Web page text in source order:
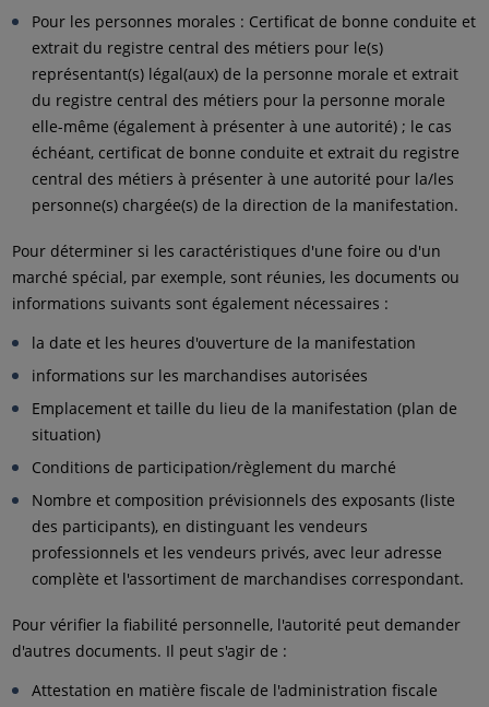
Pour les personnes morales : Certificat de bonne conduite et
extrait du registre central des métiers pour le(s)
représentant(s) légal(aux) de la personne morale et extrait
du registre central des métiers pour la personne morale
elle-même (également à présenter à une autorité) ; le cas
échéant, certificat de bonne conduite et extrait du registre
central des métiers à présenter à une autorité pour la/les
personne(s) chargée(s) de la direction de la manifestation.
Pour déterminer si les caractéristiques d'une foire ou d'un
marché spécial, par exemple, sont réunies, les documents ou
informations suivants sont également nécessaires :
la date et les heures d'ouverture de la manifestation
informations sur les marchandises autorisées
Emplacement et taille du lieu de la manifestation (plan de
situation)
Conditions de participation/règlement du marché
Nombre et composition prévisionnels des exposants (liste
des participants), en distinguant les vendeurs
professionnels et les vendeurs privés, avec leur adresse
complète et l'assortiment de marchandises correspondant.
Pour vérifier la fiabilité personnelle, l'autorité peut demander
d'autres documents. Il peut s'agir de :
Attestation en matière fiscale de l'administration fiscale